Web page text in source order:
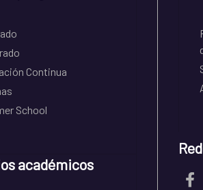
Continua
School
académicos